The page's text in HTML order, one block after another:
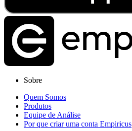
Sobre
Quem Somos
Produtos
Equipe de Análise
Por que criar uma conta Empiricus